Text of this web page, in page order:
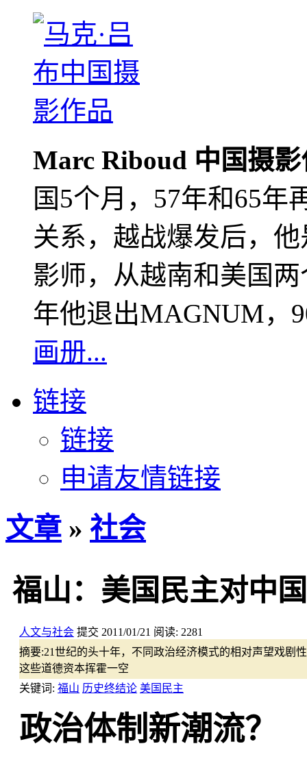
Marc Riboud 中国摄
国5个月，57年和65年
关系，越战爆发后，
影师，从越南和美国
年他退出MAGNUM，
画册...
链接
链接
申请友情链接
文章 » 社会
福山：美国民主对中
人文与社会 提交 2011/01/21 阅读: 2281
摘要:21世纪的头十年，不同政治经济模式的相对声望戏剧
这些道德资本挥霍一空
关键词: 福山 历史终结论 美国民主
政治体制新潮流？